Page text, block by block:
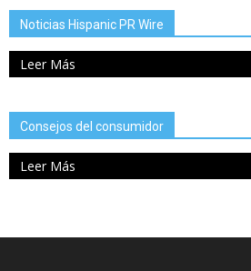
Noticias Hispanic PR Wire
Leer Más
Consejos del consumidor
Leer Más